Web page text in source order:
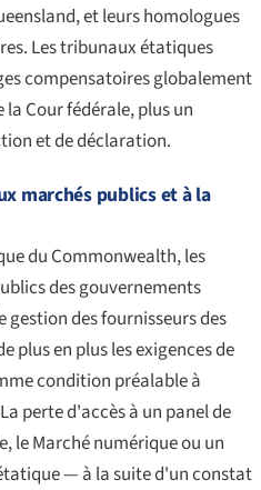
et leurs homologues
Les tribunaux étatiques
compensatoires globalement
Cour fédérale, plus un
et de déclaration.
marchés publics et à la
du Commonwealth, les
des gouvernements
des fournisseurs des
plus en plus les exigences de
condition préalable à
perte d'accès à un panel de
le Marché numérique ou un
— à la suite d'un constat